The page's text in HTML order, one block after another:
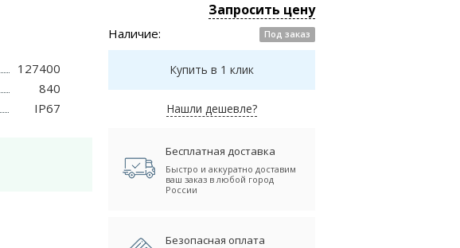
127400
840
IP67
Запросить цену
Наличие: Под заказ
Купить в 1 клик
Нашли дешевле?
Бесплатная доставка
Быстро и аккуратно доставим
ваш заказ в любой город
России
Безопасная оплата